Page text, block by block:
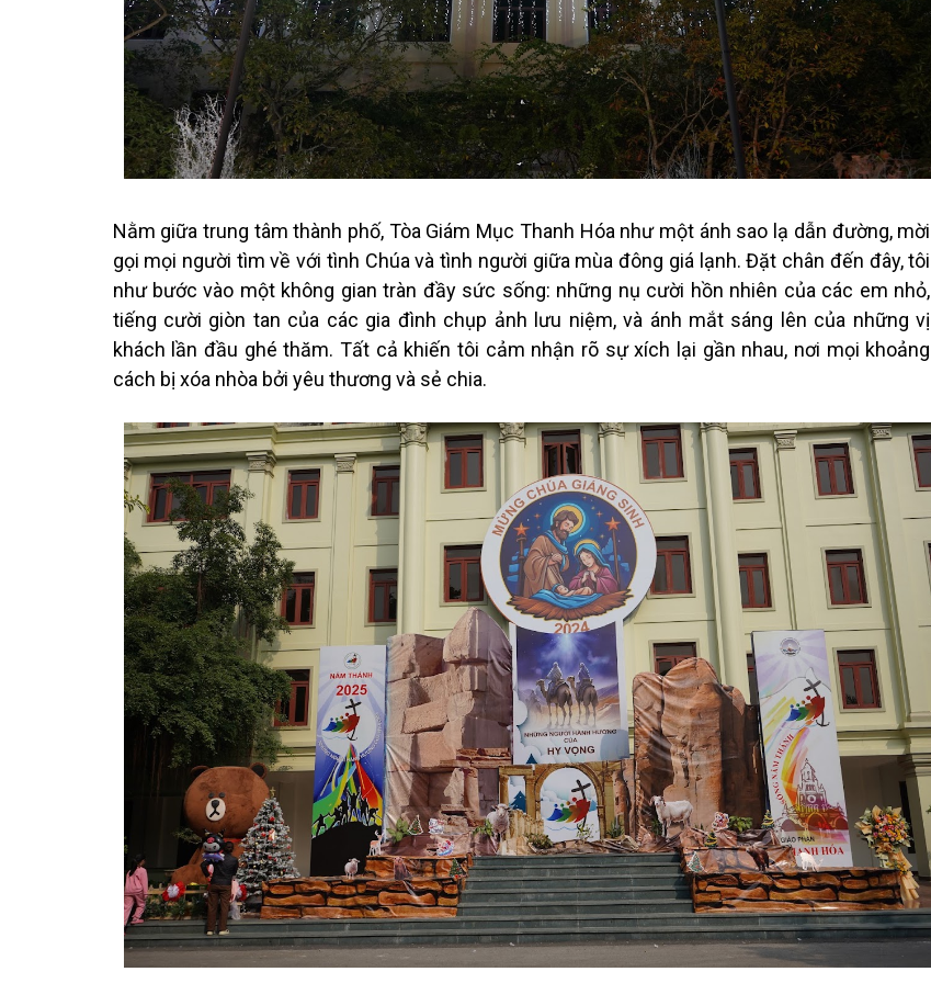
Nằm giữa trung tâm thành phố, Tòa Giám Mục Thanh Hóa như một ánh sao lạ dẫn đường, mời
gọi mọi người tìm về với tình Chúa và tình người giữa mùa đông giá lạnh. Đặt chân đến đây, tôi
như bước vào một không gian tràn đầy sức sống: những nụ cười hồn nhiên của các em nhỏ,
tiếng cười giòn tan của các gia đình chụp ảnh lưu niệm, và ánh mắt sáng lên của những vị
khách lần đầu ghé thăm. Tất cả khiến tôi cảm nhận rõ sự xích lại gần nhau, nơi mọi khoảng
cách bị xóa nhòa bởi yêu thương và sẻ chia.